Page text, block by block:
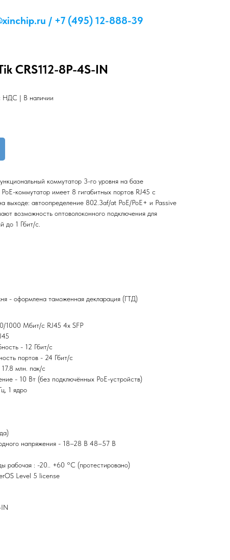
/ +7 (495) 12-888-39
CRS112-8P-4S-IN
НДС | В наличии
коммутатор 3-го уровня на базе
коммутатор имеет 8 гигабитных портов RJ45 с
выходе: автоопределение 802.3af/at PoE/PoE+ и Passive
возможность оптоволоконного подключения для
до 1 Гбит/с.
- оформлена таможенная декларация (ГТД)
1000 Мбит/с RJ45 4х SFP
- 12 Гбит/с
портов - 24 Гбит/с
млн. пак/с
- 10 Вт (без подключённых PoE-устройств)
1 ядро
напряжения - 18–28 В 48–57 В
рабочая : -20.. +60 °C (протестировано)
Level 5 license